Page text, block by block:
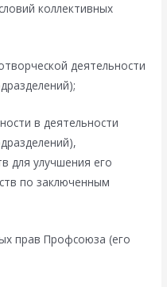
коллективных
деятельности
в деятельности
для улучшения его
по заключенным
прав Профсоюза (его